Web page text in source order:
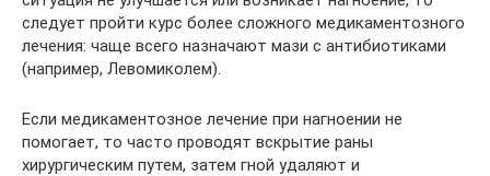
следует пройти курс более сложного медикаментозного
лечения: чаще всего назначают мази с антибиотиками
(например, Левомиколем).
Если медикаментозное лечение при нагноении не
помогает, то часто проводят вскрытие раны
хирургическим путем, затем гной удаляют и